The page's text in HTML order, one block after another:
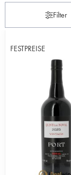
Filter
FESTPREISE